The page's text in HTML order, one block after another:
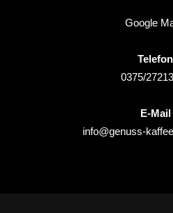
Google
Telefon
0375/
E-Mail
info@genuss-